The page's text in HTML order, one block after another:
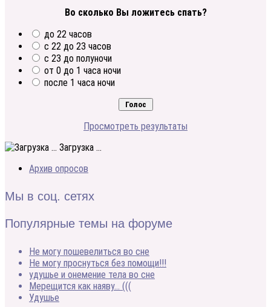
Во сколько Вы ложитесь спать?
до 22 часов
с 22 до 23 часов
с 23 до полуночи
от 0 до 1 часа ночи
после 1 часа ночи
Просмотреть результаты
Загрузка ...
Архив опросов
Мы в соц. сетях
Популярные темы на форуме
Не могу пошевелиться во сне
Не могу проснуться без помощи!!!
удушье и онемение тела во сне
Мерещится как наяву… (((
Удушье